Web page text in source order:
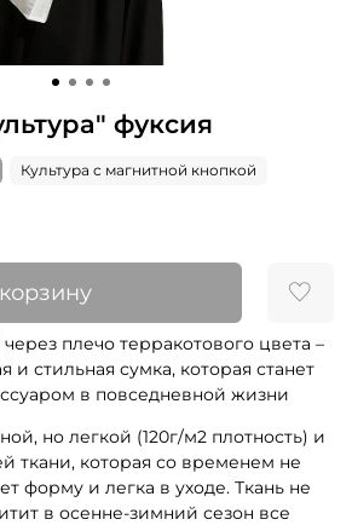
фуксия
Культура с магнитной кнопкой
плечо терракотового цвета –
и стильная сумка, которая станет
в повседневной жизни
но легкой (120г/м2 плотность) и
ткани, которая со временем не
форму и легка в уходе. Ткань не
в осенне-зимний сезон все